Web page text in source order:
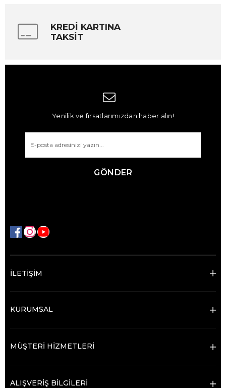
KREDİ KARTINA
TAKSİT
Yenilik ve fırsatlarımızdan haber alın!
GÖNDER
İLETİŞİM
KURUMSAL
MÜŞTERİ HİZMETLERİ
ALIŞVERİŞ BİLGİLERİ